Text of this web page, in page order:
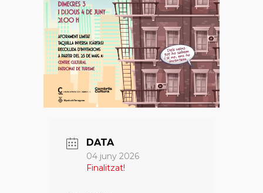
DATA
04 juny 2026
Finalitzat!